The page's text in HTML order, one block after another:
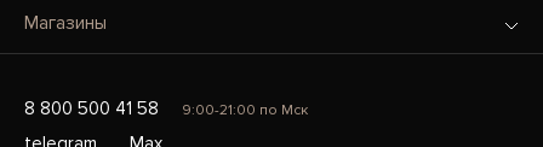
Магазины
8 800 500 41 58 9:00-21:00 по Мск